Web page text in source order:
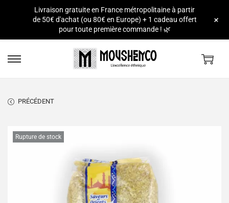
PRÉCÉDENT
Rupture de stock
Livraison gratuite en France métropolitaine à partir
de 50€ d'achat (ou 80€ en Europe) + 1 cadeau offert
pour toute première commande ! 🌿
+